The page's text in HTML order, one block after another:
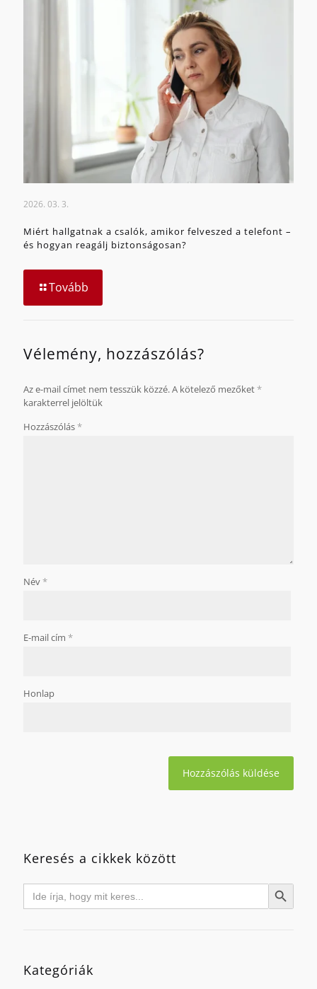
2026. 03. 3.
Miért hallgatnak a csalók, amikor felveszed a telefont –
és hogyan reagálj biztonságosan?
Tovább
Vélemény, hozzászólás?
Az e-mail címet nem tesszük közzé.A kötelező mezőket*
karakterrel jelöltük
Hozzászólás*
Név*
E-mail cím *
Honlap
Keresés a cikkek között
Search
for: Search Button
Kategóriák